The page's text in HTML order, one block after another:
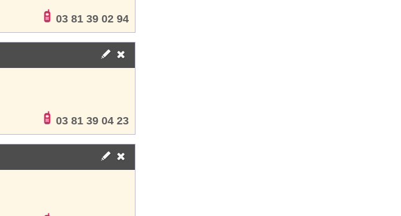
03 81 39 02 94
03 81 39 04 23